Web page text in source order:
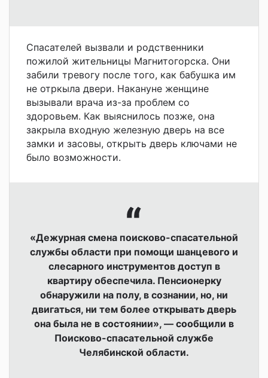
Спасателей вызвали и родственники
пожилой жительницы Магнитогорска. Они
забили тревогу после того, как бабушка им
не отркыла двери. Накануне женщине
вызывали врача из-за проблем со
здоровьем. Как выяснилось позже, она
закрыла входную железную дверь на все
замки и засовы, открыть дверь ключами не
было возможности.
«Дежурная смена поисково-спасательной
службы области при помощи шанцевого и
слесарного инструментов доступ в
квартиру обеспечила. Пенсионерку
обнаружили на полу, в сознании, но, ни
двигаться, ни тем более открывать дверь
она была не в состоянии», — сообщили в
Поисково-спасательной службе
Челябинской области.